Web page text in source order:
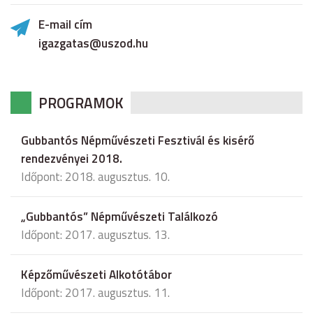
E-mail cím
igazgatas@uszod.hu
PROGRAMOK
Gubbantós Népművészeti Fesztivál és kisérő
rendezvényei 2018.
Időpont: 2018. augusztus. 10.
„Gubbantós” Népművészeti Találkozó
Időpont: 2017. augusztus. 13.
Képzőművészeti Alkotótábor
Időpont: 2017. augusztus. 11.